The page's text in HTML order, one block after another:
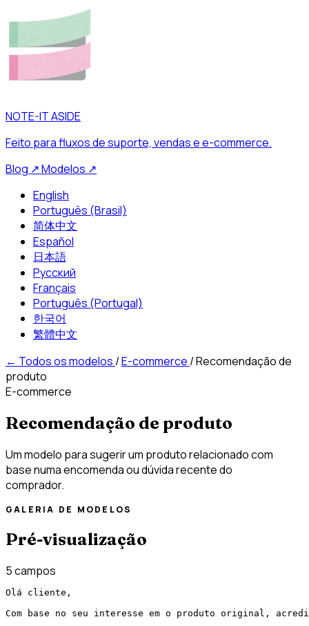
NOTE-IT ASIDE
Feito para fluxos de suporte, vendas e e-commerce.
Blog ↗Modelos ↗
English
Português (Brasil)
简体中文
Español
日本語
Русский
Français
Português (Portugal)
한국어
繁體中文
← Todos os modelos /E-commerce /Recomendação de
produto
E-commerce
Recomendação de produto
Um modelo para sugerir um produto relacionado com
base numa encomenda ou dúvida recente do
comprador.
GALERIA DE MODELOS
Pré-visualização
5 campos
Olá cliente,
Com base no seu interesse em o produto original,